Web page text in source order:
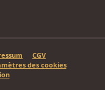
CGV
des cookies